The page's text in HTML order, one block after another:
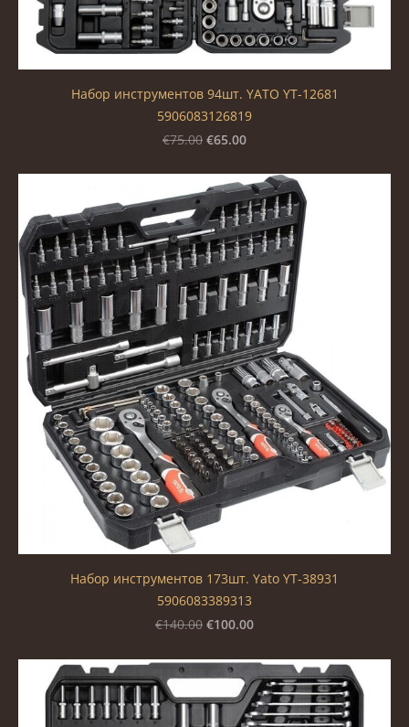
Набор инструментов 94шт. YATO YT-12681
5906083126819
€75.00 €65.00
Набор инструментов 173шт. Yato YT-38931
5906083389313
€140.00 €100.00